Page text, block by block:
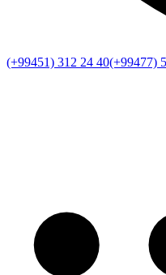
(+99451) 312 24 40(+99477)